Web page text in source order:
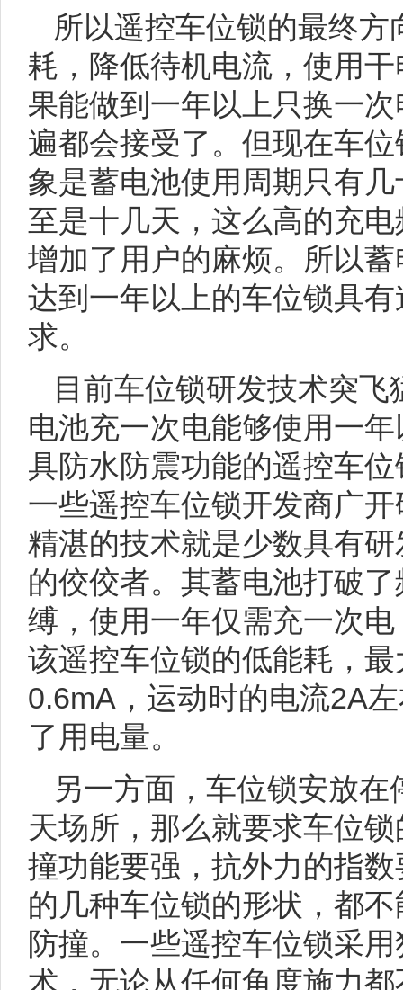
所以遥控车位锁的最终方
耗，降低待机电流，使用
果能做到一年以上只换一
遍都会接受了。但现在车
象是蓄电池使用周期只有
至是十几天，这么高的充
增加了用户的麻烦。所以
达到一年以上的车位锁具
求。
目前车位锁研发技术突飞
电池充一次电能够使用一
具防水防震功能的遥控车
一些遥控车位锁开发商广
精湛的技术就是少数具有
的佼佼者。其蓄电池打破
缚，使用一年仅需充一次
该遥控车位锁的低能耗，
0.6mA，运动时的电流2A
了用电量。
另一方面，车位锁安放在
天场所，那么就要求车位
撞功能要强，抗外力的指
的几种车位锁的形状，都
防撞。一些遥控车位锁采
术，无论从任何角度施力